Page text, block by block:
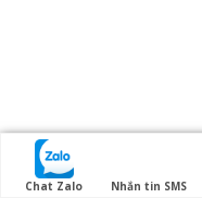
Chat Zalo Nhắn tin SMS